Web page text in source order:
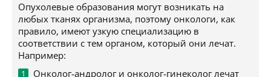
Опухолевые образования могут возникать на
любых тканях организма, поэтому онкологи, как
правило, имеют узкую специализацию в
соответствии с тем органом, который они лечат.
Например:
Онколог-андролог и онколог-гинеколог лечат